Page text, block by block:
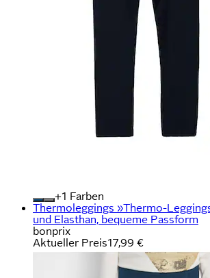
+
Farben
Thermoleggings »Thermo-
und Elasthan, bequeme Passform
bonprix
Aktueller Preis17,99 €